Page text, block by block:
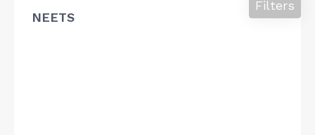
NEETS
Filters